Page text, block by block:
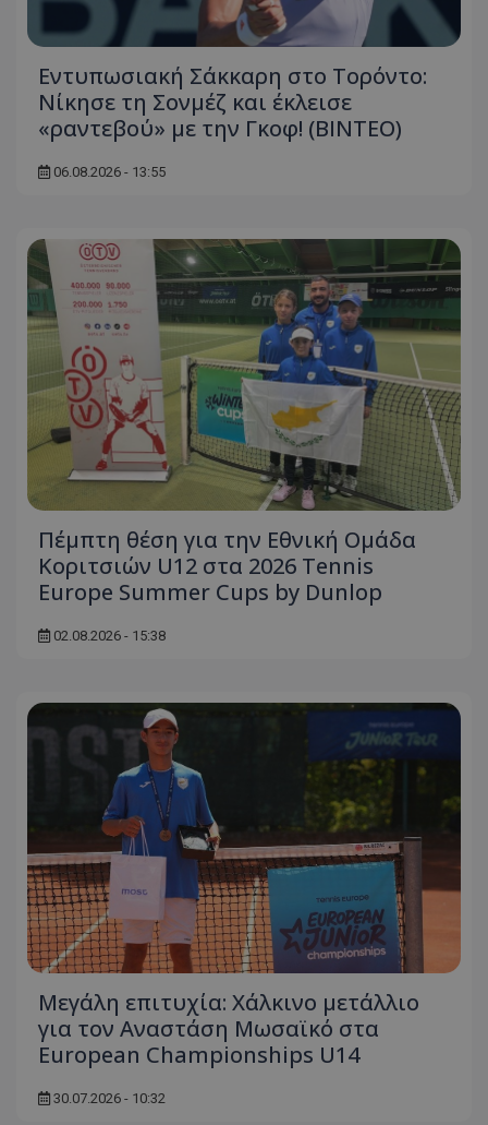
Εντυπωσιακή Σάκκαρη στο Τορόντο:
Νίκησε τη Σονμέζ και έκλεισε
«ραντεβού» με την Γκοφ! (ΒΙΝΤΕΟ)
06.08.2026 - 13:55
Πέμπτη θέση για την Εθνική Ομάδα
Κοριτσιών U12 στα 2026 Tennis
Europe Summer Cups by Dunlop
02.08.2026 - 15:38
Μεγάλη επιτυχία: Χάλκινο μετάλλιο
για τον Αναστάση Μωσαϊκό στα
European Championships U14
30.07.2026 - 10:32